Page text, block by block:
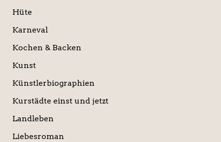
Hüte
Karneval
Kochen & Backen
Kunst
Künstlerbiographien
Kurstädte einst und jetzt
Landleben
Liebesroman